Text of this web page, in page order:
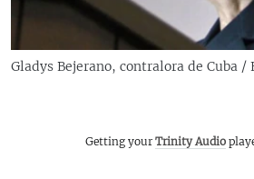
LA REALIDAD DE LA VIVIENDA EN
DESINFORMACIÓN RUSA EN
EDITORIALES
SÍGUENOS
Gladys Bejerano, contralora de Cuba /
Getting yourTrinity Audio